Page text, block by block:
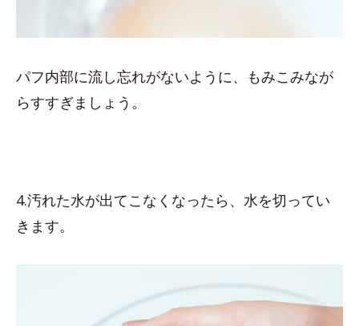
パフ内部に流し忘れがないように、もみこみなが
らすすぎましょう。
4.汚れた水が出てこなくなったら、水を切ってい
きます。